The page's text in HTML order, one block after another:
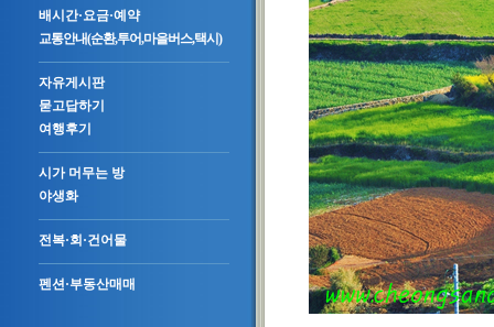
배시간·요금·예약
교통안내(순환,투어,마을버스,택시)
자유게시판
묻고답하기
여행후기
시가 머무는 방
야생화
전복·회·건어물
펜션·부동산매매